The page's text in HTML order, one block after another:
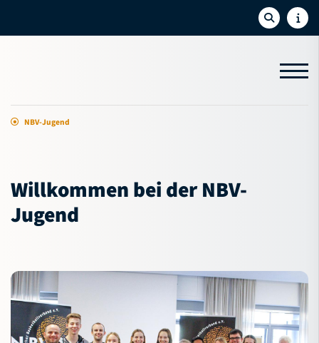
NBV-Jugend
Willkommen bei der NBV-
Jugend
Aktuelles
Bildung
NBV-Jugend
Jugendförderung
Youth Convention
Connectival